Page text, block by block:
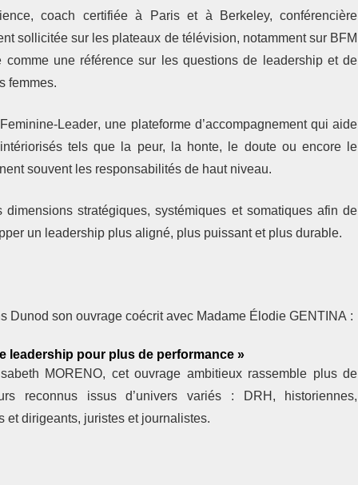
, coach certifiée à Paris et à Berkeley, conférencière
sollicitée sur les plateaux de télévision, notamment sur BFM
comme une référence sur les questions de leadership et de
femmes.
Feminine-Leader, une plateforme d’accompagnement qui aide
tels que la peur, la honte, le doute ou encore le
souvent les responsabilités de haut niveau.
stratégiques, systémiques et somatiques afin de
un leadership plus aligné, plus puissant et plus durable.
Dunod son ouvrage coécrit avec Madame Élodie GENTINA :
leadership pour plus de performance »
MORENO, cet ouvrage ambitieux rassemble plus de
reconnus issus d’univers variés : DRH, historiennes,
et dirigeants, juristes et journalistes.